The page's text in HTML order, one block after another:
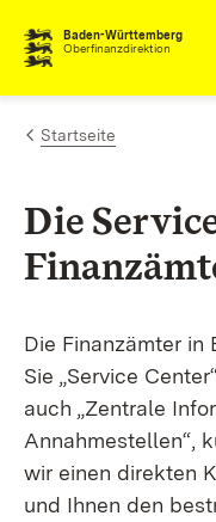
Zum Inhalt
Baden-Württemberg
Oberfinanzdirektion
Startseite
Die
Die Finanzämter
Sie „Service
auch „Zentrale
Annahmestellen“,
wir einen direkten
und Ihnen den